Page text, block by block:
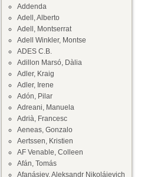
Addenda
Adell, Alberto
Adell, Montserrat
Adell Winkler, Montse
ADES C.B.
Adillon Marsó, Dàlia
Adler, Kraig
Adler, Irene
Adón, Pilar
Adreani, Manuela
Adrià, Francesc
Aeneas, Gonzalo
Aertssen, Kristien
AF Venable, Colleen
Afán, Tomás
Afanásiev, Aleksandr Nikoláievich